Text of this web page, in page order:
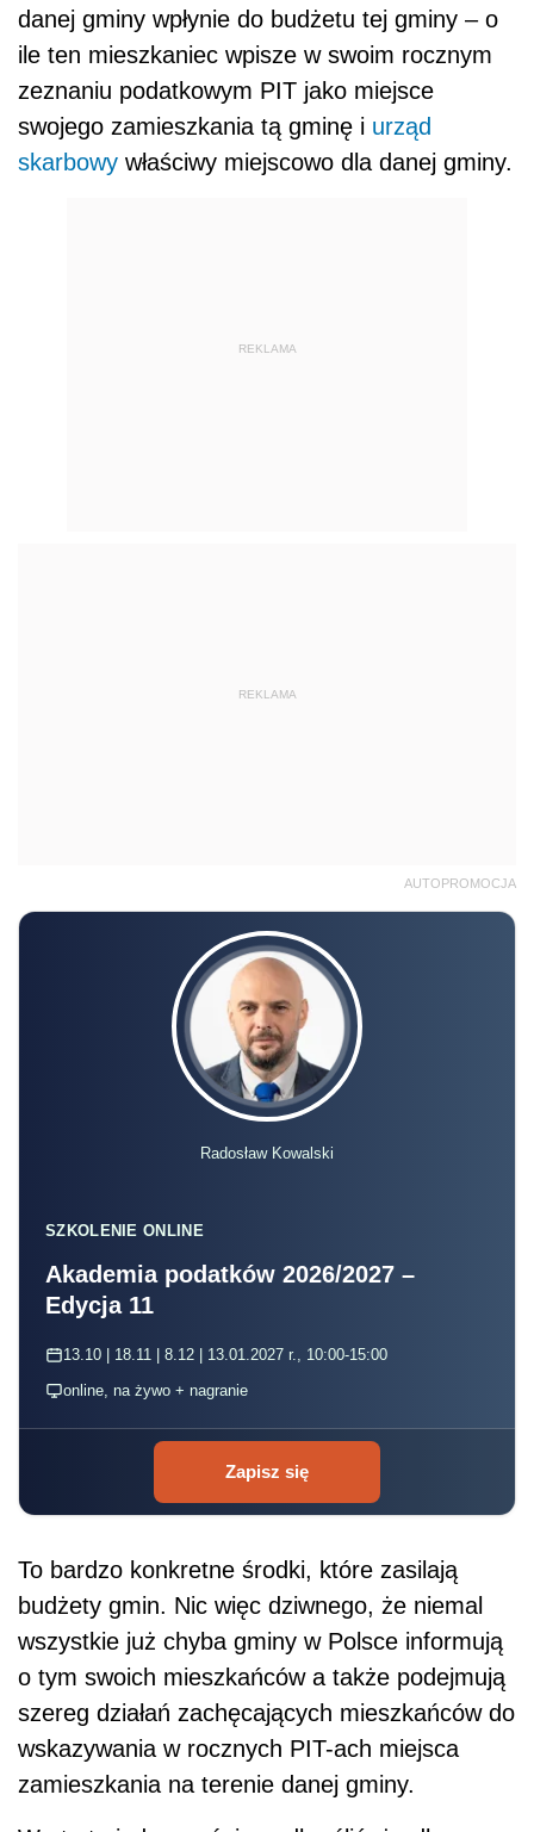
danej gminy wpłynie do budżetu tej gminy – o
ile ten mieszkaniec wpisze w swoim rocznym
zeznaniu podatkowym PIT jako miejsce
swojego zamieszkania tą gminę i urząd
skarbowy właściwy miejscowo dla danej gminy.
REKLAMA
REKLAMA
AUTOPROMOCJA
Radosław Kowalski
SZKOLENIE ONLINE
Akademia podatków 2026/2027 –
Edycja 11
13.10 | 18.11 | 8.12 | 13.01.2027 r., 10:00-15:00
online, na żywo + nagranie
Zapisz się
To bardzo konkretne środki, które zasilają
budżety gmin. Nic więc dziwnego, że niemal
wszystkie już chyba gminy w Polsce informują
o tym swoich mieszkańców a także podejmują
szereg działań zachęcających mieszkańców do
wskazywania w rocznych PIT-ach miejsca
zamieszkania na terenie danej gminy.